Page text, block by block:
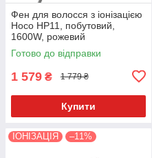
Фен для волосся з іонізацією
Hoco HP11, побутовий,
1600W, рожевий
Готово до відправки
1 579 ₴ 1 779 ₴
Купити
ІОНІЗАЦІЯ –11%